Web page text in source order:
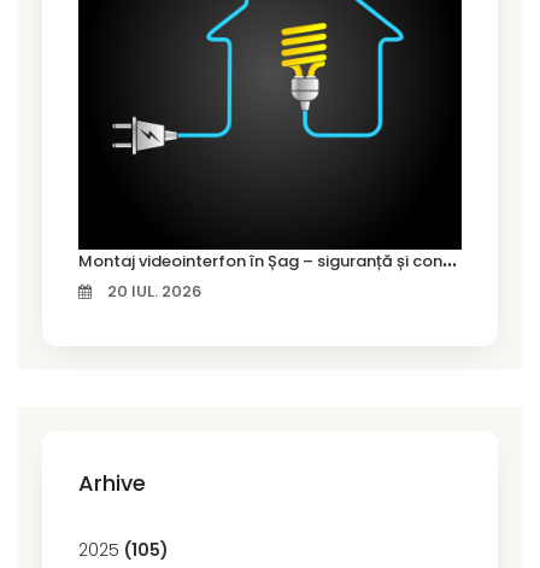
M
ontaj videointerfon în Șag – siguranță și control pentru locuința ta
20 IUL. 2026
Arhive
2025 (105)